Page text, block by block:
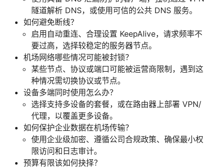
隧道解析 DNS，或使用可信的公共 DNS 服务。
如何避免断线？
启用自动重连、合理设置 KeepAlive，请求频率不
要过高，选择较稳定的服务器节点。
机场网络哪些情况可能被封锁？
某些节点、协议或端口可能被运营商限制，遇到这
种情况需切换协议或节点。
设备多端同时使用怎么办？
选择支持多设备的套餐，或在路由器上部署 VPN/
代理，以覆盖更多设备。
如何保护企业数据在机场传输？
使用企业级加密、遵循公司合规政策、确保最小权
限访问和日志审计。
预算有限该如何抉择？